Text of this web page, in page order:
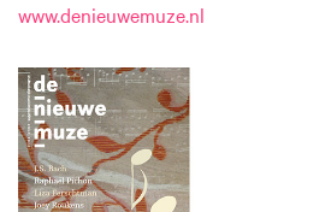
www.denieuwemuze.nl